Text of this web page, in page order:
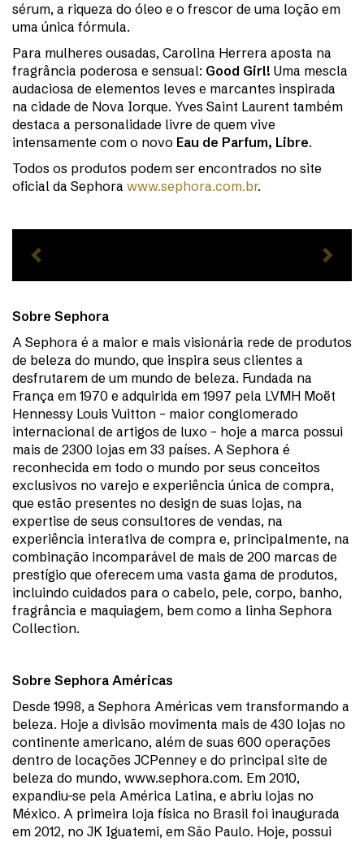
sérum, a riqueza do óleo e o frescor de uma loção em
uma única fórmula.
Para mulheres ousadas, Carolina Herrera aposta na
fragrância poderosa e sensual: Good Girl! Uma mescla
audaciosa de elementos leves e marcantes inspirada
na cidade de Nova Iorque. Yves Saint Laurent também
destaca a personalidade livre de quem vive
intensamente com o novo Eau de Parfum, Libre.
Todos os produtos podem ser encontrados no site
oficial da Sephora www.sephora.com.br.
Previous
Sobre Sephora
A Sephora é a maior e mais visionária rede de produtos
de beleza do mundo, que inspira seus clientes a
desfrutarem de um mundo de beleza. Fundada na
França em 1970 e adquirida em 1997 pela LVMH Moët
Hennessy Louis Vuitton – maior conglomerado
internacional de artigos de luxo – hoje a marca possui
mais de 2300 lojas em 33 países. A Sephora é
reconhecida em todo o mundo por seus conceitos
exclusivos no varejo e experiência única de compra,
que estão presentes no design de suas lojas, na
expertise de seus consultores de vendas, na
experiência interativa de compra e, principalmente, na
combinação incomparável de mais de 200 marcas de
prestígio que oferecem uma vasta gama de produtos,
incluindo cuidados para o cabelo, pele, corpo, banho,
fragrância e maquiagem, bem como a linha Sephora
Collection.
Sobre Sephora Américas
Desde 1998, a Sephora Américas vem transformando a
beleza. Hoje a divisão movimenta mais de 430 lojas no
continente americano, além de suas 600 operações
dentro de locações JCPenney e do principal site de
beleza do mundo, www.sephora.com. Em 2010,
expandiu-se pela América Latina, e abriu lojas no
México. A primeira loja física no Brasil foi inaugurada
em 2012, no JK Iguatemi, em São Paulo. Hoje, possui